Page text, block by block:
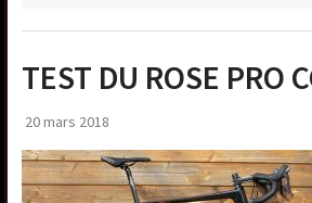
TEST DU ROSE PRO
20 mars 2018